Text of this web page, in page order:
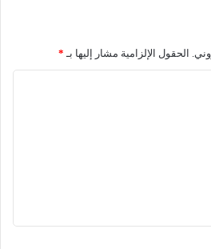
الحقول الإلزامية مشار إليها بـ *